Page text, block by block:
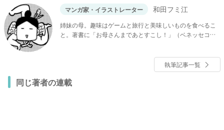
マンガ家・イラストレーター 和田フミ江
姉妹の母。趣味はゲームと旅行と美味しいものを食べるこ
と。著書に「お母さんまであとすこし！」（ベネッセコー
執筆記事一覧
同じ著者の連載